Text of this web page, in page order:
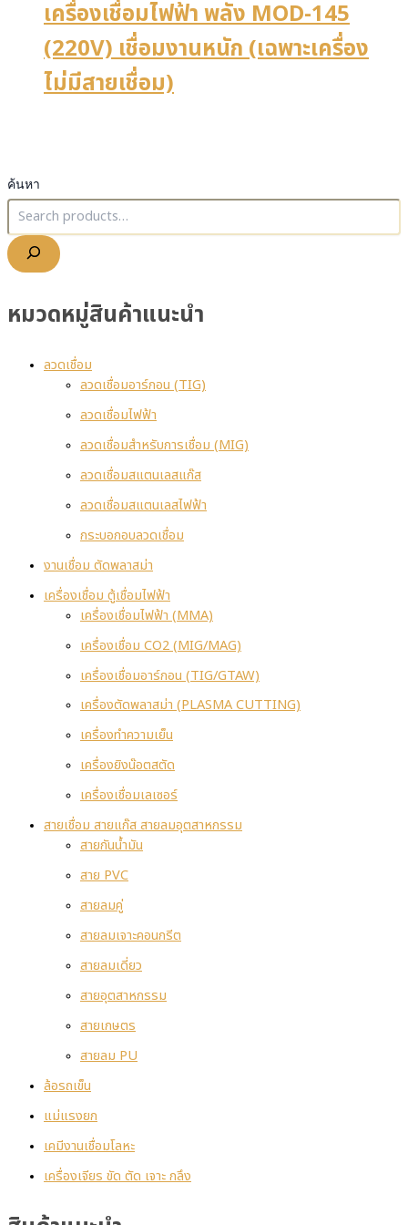
ค้นหา
หมวดหมู่สินค้าแนะนำ
ลวดเชื่อม
ลวดเชื่อมอาร์กอน (TIG)
ลวดเชื่อมไฟฟ้า
ลวดเชื่อมสำหรับการเชื่อม (MIG)
ลวดเชื่อมสแตนเลสแก๊ส
ลวดเชื่อมสแตนเลสไฟฟ้า
กระบอกอบลวดเชื่อม
งานเชื่อม ตัดพลาสม่า
เครื่องเชื่อม ตู้เชื่อมไฟฟ้า
เครื่องเชื่อมไฟฟ้า (MMA)
เครื่องเชื่อม CO2 (MIG/MAG)
เครื่องเชื่อมอาร์กอน (TIG/GTAW)
เครื่องตัดพลาสม่า (PLASMA CUTTING)
เครื่องทำความเย็น
เครื่องยิงน๊อตสตัด
เครื่องเชื่อมเลเซอร์
สายเชื่อม สายแก๊ส สายลมอุตสาหกรรม
สายกันน้ำมัน
สาย PVC
สายลมคู่
สายลมเจาะคอนกรีต
สายลมเดี่ยว
สายอุตสาหกรรม
สายเกษตร
สายลม PU
ล้อรถเข็น
แม่แรงยก
เคมีงานเชื่อมโลหะ
เครื่องเจียร ขัด ตัด เจาะ กลึง
เครื่องเชื่อมไฟฟ้า พลัง MOD-145
(220V) เชื่อมงานหนัก (เฉพาะเครื่อง
ไม่มีสายเชื่อม)